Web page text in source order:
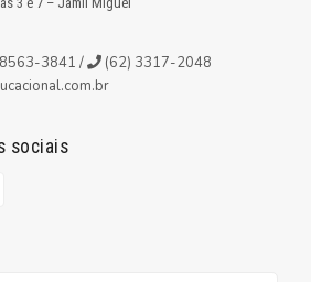
3841 /
(62) 3317-2048
sociais